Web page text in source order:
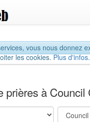
vous nous donnez
les cookies.Plus d'infos.
prières à Council